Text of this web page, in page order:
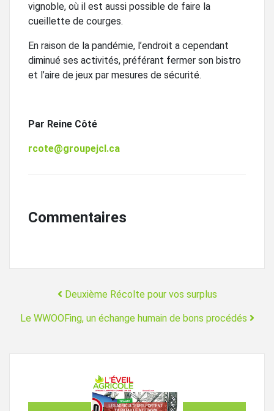
vignoble, où il est aussi possible de faire la
cueillette de courges.
En raison de la pandémie, l’endroit a cependant
diminué ses activités, préférant fermer son bistro
et l’aire de jeux par mesures de sécurité.
Par Reine Côté
rcote@groupejcl.ca
Commentaires
Navigation
Deuxième Récolte pour vos surplus
Le WWOOFing, un échange humain de bons procédés